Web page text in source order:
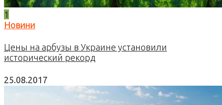
1
Новини
Цены на арбузы в Украине установили
исторический рекорд
25.08.2017